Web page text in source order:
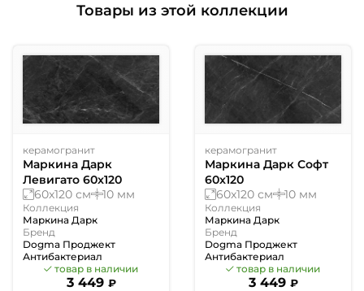
Товары из этой коллекции
керамогранит
Маркина Дарк
Левигато 60x120
60x120 см
10 мм
Коллекция
Маркина Дарк
Бренд
Dogma Проджект
Антибактериал
товар в наличии
3 449 ₽
керамогранит
Маркина Дарк Софт
60x120
60x120 см
10 мм
Коллекция
Маркина Дарк
Бренд
Dogma Проджект
Антибактериал
товар в наличии
3 449 ₽